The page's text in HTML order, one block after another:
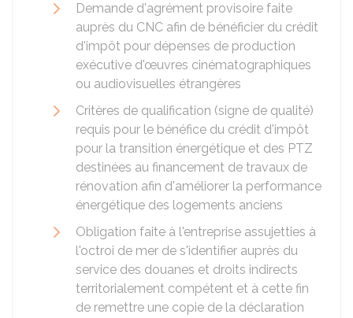
Demande d'agrément provisoire faite
auprès du CNC afin de bénéficier du crédit
d'impôt pour dépenses de production
exécutive d'œuvres cinématographiques
ou audiovisuelles étrangères
Critères de qualification (signe de qualité)
requis pour le bénéfice du crédit d'impôt
pour la transition énergétique et des PTZ
destinées au financement de travaux de
rénovation afin d'améliorer la performance
énergétique des logements anciens
Obligation faite à l'entreprise assujetties à
l'octroi de mer de s'identifier auprès du
service des douanes et droits indirects
territorialement compétent et à cette fin
de remettre une copie de la déclaration